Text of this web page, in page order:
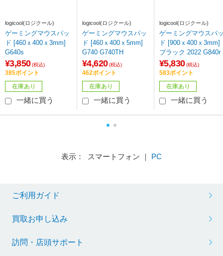
logicool(ロジクール)
ゲーミングマウスパッ
ド [460ｘ400ｘ3mm]
G640s
¥3,850 (税込)
385ポイント
在庫あり
一緒に買う
logicool(ロジクール)
ゲーミングマウスパッ
ド [460ｘ400ｘ5mm]
G740 G740TH
¥4,620 (税込)
462ポイント
在庫あり
一緒に買う
logicool(ロジクール)
ゲーミングマウスパ
ド [900ｘ400ｘ3mm]
ブラック 2022 G840r
¥5,830 (税込)
583ポイント
在庫あり
一緒に買う
表示： スマートフォン ｜ PC
ご利用ガイド
買取お申し込み
訪問・店頭サポート